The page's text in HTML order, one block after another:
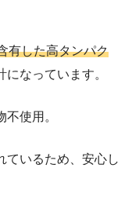
有した高タンパク
なっています。
使用。
ているため、安心し